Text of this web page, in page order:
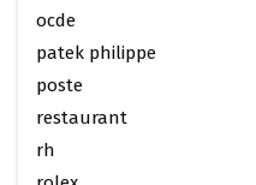
ocde
patek philippe
poste
restaurant
rh